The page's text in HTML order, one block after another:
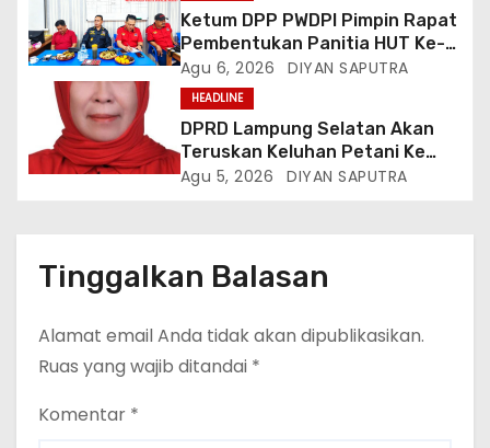
Ketum DPP PWDPI Pimpin Rapat
Pembentukan Panitia HUT Ke-4,
Berikut Susunan Dan Rangkaian
Kegiatannya
Agu 6, 2026 DIYAN SAPUTRA
HEADLINE
DPRD Lampung Selatan Akan
Teruskan Keluhan Petani Ke
Dinas Terkait, Minta Audit
Agu 5, 2026 DIYAN SAPUTRA
Tinggalkan Balasan
Alamat email Anda tidak akan dipublikasikan.
Ruas yang wajib ditandai *
Komentar *